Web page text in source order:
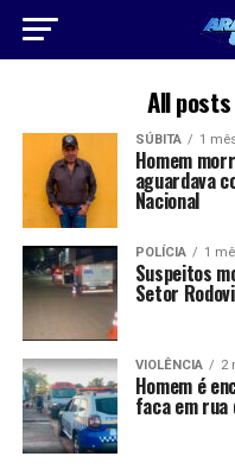
All
SÚBITA 1
Homem
aguardava
Nacional
POLÍCIA 1
Suspeitos
Setor
VIOLÊNCIA 2
Homem é
faca em rua